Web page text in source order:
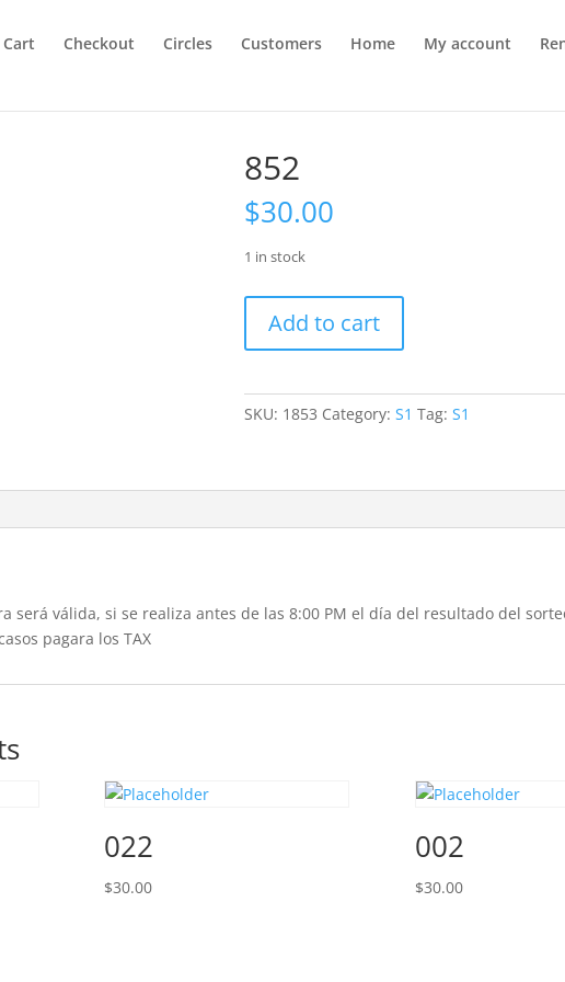
Cart Checkout Circles Customers Home My account
852
$30.00
1 in stock
quantity
Add to cart
SKU: 1853 Category:S1 Tag:S1
será válida, si se realiza antes de las 8:00 PM el día del resultado del
pagara los TAX
022
$30.00
002
$30.00